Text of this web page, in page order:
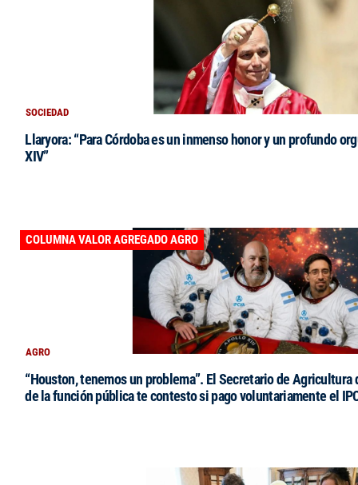
SOCIEDAD
Llaryora: “Para Córdoba es un inmenso honor y un profundo
XIV”
AGRO
COLUMNA VALOR AGREGADO AGRO
“Houston, tenemos un problema”. El Secretario de Agricultura
de la función pública te contesto si pago voluntariamente el